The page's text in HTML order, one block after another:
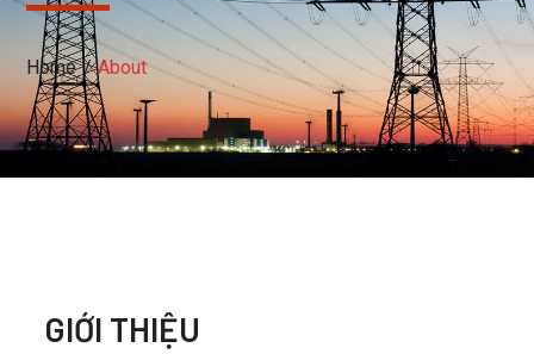
Home About
GIỚI THIỆU